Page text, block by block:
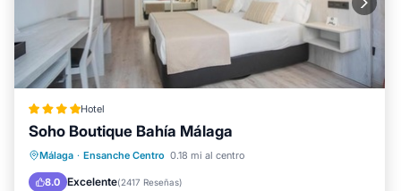
Hotel
Soho Boutique Bahía Málaga
Málaga · Ensanche Centro 0.18 mi al centro
8.0 Excelente(2417 Reseñas)
Aparcamiento
Balcón/Terraza
Aire acondicionado